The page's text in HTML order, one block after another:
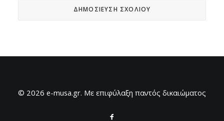
© 2026 e-musa.gr. Mε επιφύλαξη παντός δικαιώματος